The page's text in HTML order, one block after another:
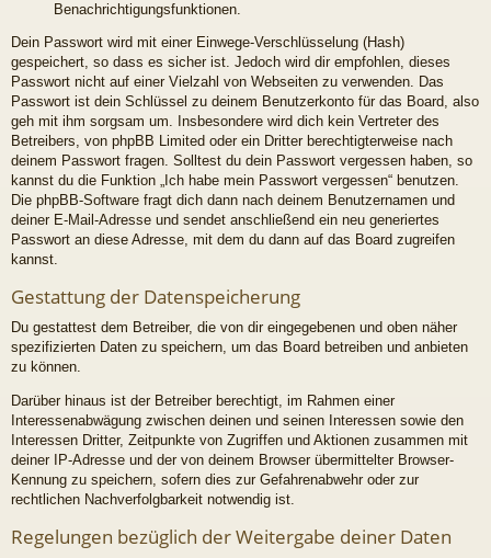
Benachrichtigungsfunktionen.
Dein Passwort wird mit einer Einwege-Verschlüsselung (Hash)
gespeichert, so dass es sicher ist. Jedoch wird dir empfohlen, dieses
Passwort nicht auf einer Vielzahl von Webseiten zu verwenden. Das
Passwort ist dein Schlüssel zu deinem Benutzerkonto für das Board, also
geh mit ihm sorgsam um. Insbesondere wird dich kein Vertreter des
Betreibers, von phpBB Limited oder ein Dritter berechtigterweise nach
deinem Passwort fragen. Solltest du dein Passwort vergessen haben, so
kannst du die Funktion „Ich habe mein Passwort vergessen“ benutzen.
Die phpBB-Software fragt dich dann nach deinem Benutzernamen und
deiner E-Mail-Adresse und sendet anschließend ein neu generiertes
Passwort an diese Adresse, mit dem du dann auf das Board zugreifen
kannst.
Gestattung der Datenspeicherung
Du gestattest dem Betreiber, die von dir eingegebenen und oben näher
spezifizierten Daten zu speichern, um das Board betreiben und anbieten
zu können.
Darüber hinaus ist der Betreiber berechtigt, im Rahmen einer
Interessenabwägung zwischen deinen und seinen Interessen sowie den
Interessen Dritter, Zeitpunkte von Zugriffen und Aktionen zusammen mit
deiner IP-Adresse und der von deinem Browser übermittelter Browser-
Kennung zu speichern, sofern dies zur Gefahrenabwehr oder zur
rechtlichen Nachverfolgbarkeit notwendig ist.
Regelungen bezüglich der Weitergabe deiner Daten